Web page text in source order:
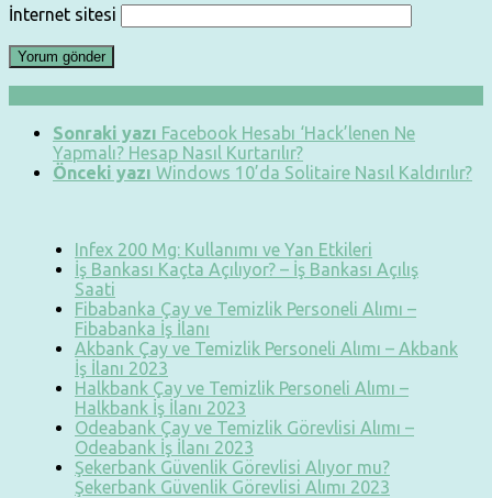
İnternet sitesi
Sonraki yazı Facebook Hesabı ‘Hack’lenen Ne
Yapmalı? Hesap Nasıl Kurtarılır?
Önceki yazı Windows 10’da Solitaire Nasıl Kaldırılır?
Infex 200 Mg: Kullanımı ve Yan Etkileri
İş Bankası Kaçta Açılıyor? – İş Bankası Açılış
Saati
Fibabanka Çay ve Temizlik Personeli Alımı –
Fibabanka İş İlanı
Akbank Çay ve Temizlik Personeli Alımı – Akbank
İş İlanı 2023
Halkbank Çay ve Temizlik Personeli Alımı –
Halkbank İş İlanı 2023
Odeabank Çay ve Temizlik Görevlisi Alımı –
Odeabank İş İlanı 2023
Şekerbank Güvenlik Görevlisi Alıyor mu?
Şekerbank Güvenlik Görevlisi Alımı 2023